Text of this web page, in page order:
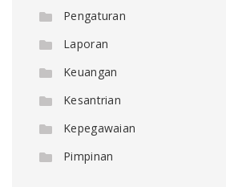
Pengaturan
Laporan
Keuangan
Kesantrian
Kepegawaian
Pimpinan